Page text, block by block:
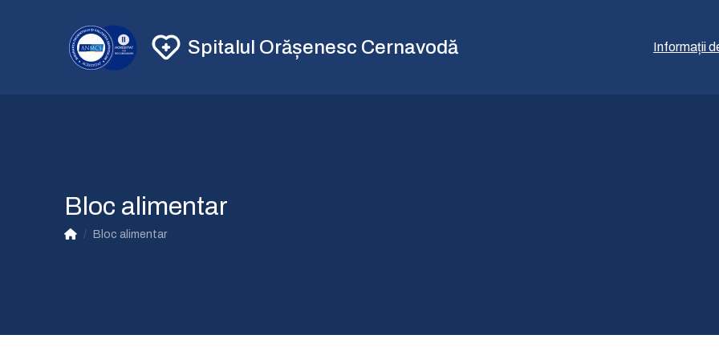
Spitalul Orășenesc Cernavodă Informații
Bloc alimentar
/ Bloc alimentar